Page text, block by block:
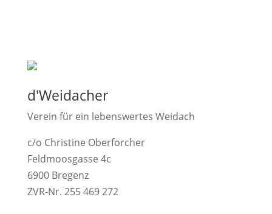
d'Weidacher
Verein für ein lebenswertes Weidach
c/o Christine Oberforcher
Feldmoosgasse 4c
6900 Bregenz
ZVR-Nr. 255 469 272